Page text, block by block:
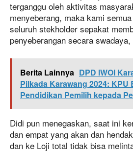
terganggu oleh aktivitas
menyeberang, maka kami
seluruh stekholder sepakat
penyeberangan secara swadaya,
Berita Lainnya DPD IWOI
Pilkada Karawang 2024: KPU
Pendidikan Pemilih kepada
Didi pun menegaskan, saat ini
dan empat yang akan dan
dan ke Loji total tidak bisa